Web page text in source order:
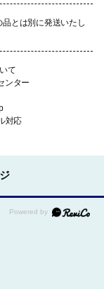
とは別に発送いたし
て
ンター
対応